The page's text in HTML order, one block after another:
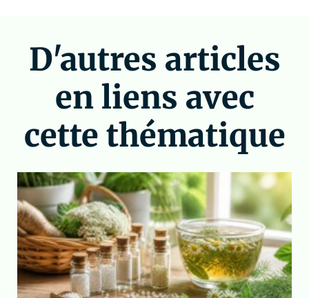
D'autres articles
en liens avec
cette thématique